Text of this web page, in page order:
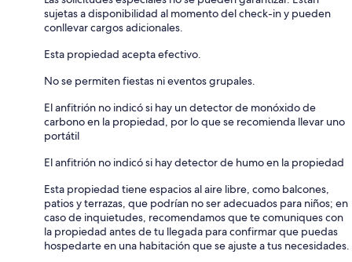
sujetas a disponibilidad al momento del check-in y pueden
conllevar cargos adicionales.
Esta propiedad acepta efectivo.
No se permiten fiestas ni eventos grupales.
El anfitrión no indicó si hay un detector de monóxido de
carbono en la propiedad, por lo que se recomienda llevar uno
portátil
El anfitrión no indicó si hay detector de humo en la propiedad
Esta propiedad tiene espacios al aire libre, como balcones,
patios y terrazas, que podrían no ser adecuados para niños; en
caso de inquietudes, recomendamos que te comuniques con
la propiedad antes de tu llegada para confirmar que puedas
hospedarte en una habitación que se ajuste a tus necesidades.